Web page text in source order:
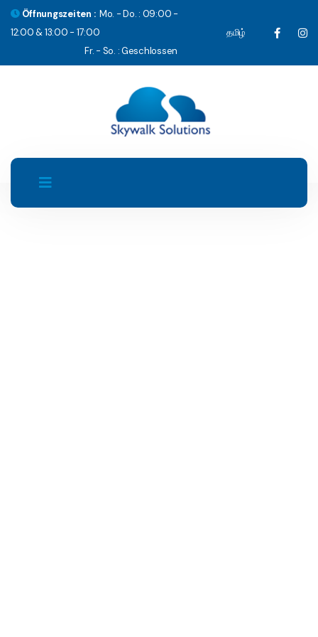
Öffnungszeiten :Mo. - Do. : 09:00 -
12:00 & 13:00 - 17:00
Fr. - So. : Geschlossen
தமிழ்